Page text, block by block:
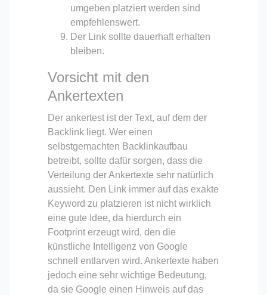
umgeben platziert werden sind
empfehlenswert.
Der Link sollte dauerhaft erhalten
bleiben.
Vorsicht mit den
Ankertexten
Der ankertest ist der Text, auf dem der
Backlink liegt. Wer einen
selbstgemachten Backlinkaufbau
betreibt, sollte dafür sorgen, dass die
Verteilung der Ankertexte sehr natürlich
aussieht. Den Link immer auf das exakte
Keyword zu platzieren ist nicht wirklich
eine gute Idee, da hierdurch ein
Footprint erzeugt wird, den die
künstliche Intelligenz von Google
schnell entlarven wird. Ankertexte haben
jedoch eine sehr wichtige Bedeutung,
da sie Google einen Hinweis auf das